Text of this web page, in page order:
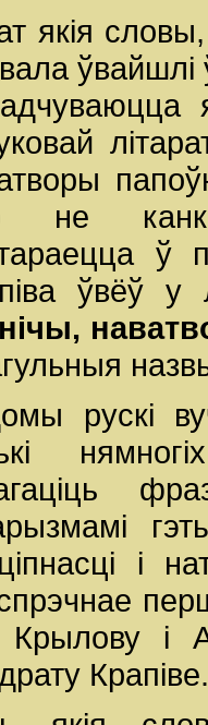
якія
ўвайшлі
не
ў
ўвёў у
рускі
і
Крылову і
Крапіве.